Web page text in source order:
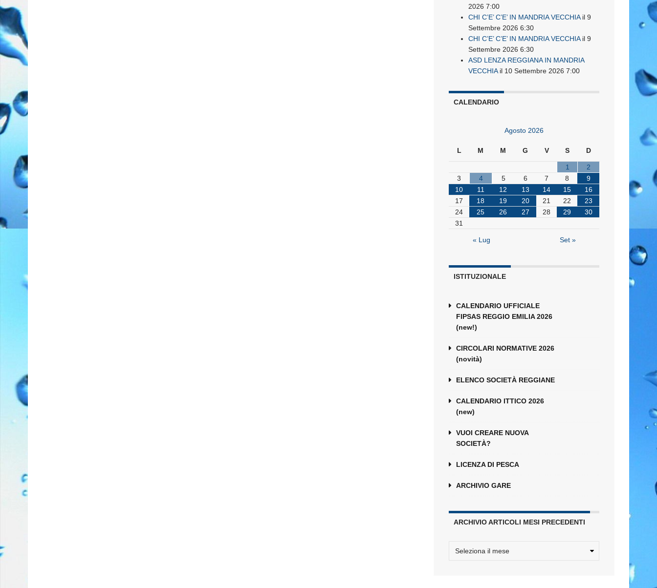
2026 7:00
CHI C’E’ C’E’ IN MANDRIA VECCHIAil 9
Settembre 2026 6:30
CHI C’E’ C’E’ IN MANDRIA VECCHIAil 9
Settembre 2026 6:30
ASD LENZA REGGIANA IN MANDRIA
VECCHIAil 10 Settembre 2026 7:00
CALENDARIO
Agosto 2026
L M M G V S D
1
2
3
4 5 6 7 8
9
10
11 12 13 14 15
16
17
18 19 20 21 22
23
24
25 26 27 28 29
30
31
« Lug Set »
ISTITUZIONALE
CALENDARIO UFFICIALE
FIPSAS REGGIO EMILIA 2026
(new!)
CIRCOLARI NORMATIVE 2026
(novità)
ELENCO SOCIETÀ REGGIANE
CALENDARIO ITTICO 2026
(new)
VUOI CREARE NUOVA
SOCIETÀ?
LICENZA DI PESCA
ARCHIVIO GARE
ARCHIVIO ARTICOLI MESI PRECEDENTI